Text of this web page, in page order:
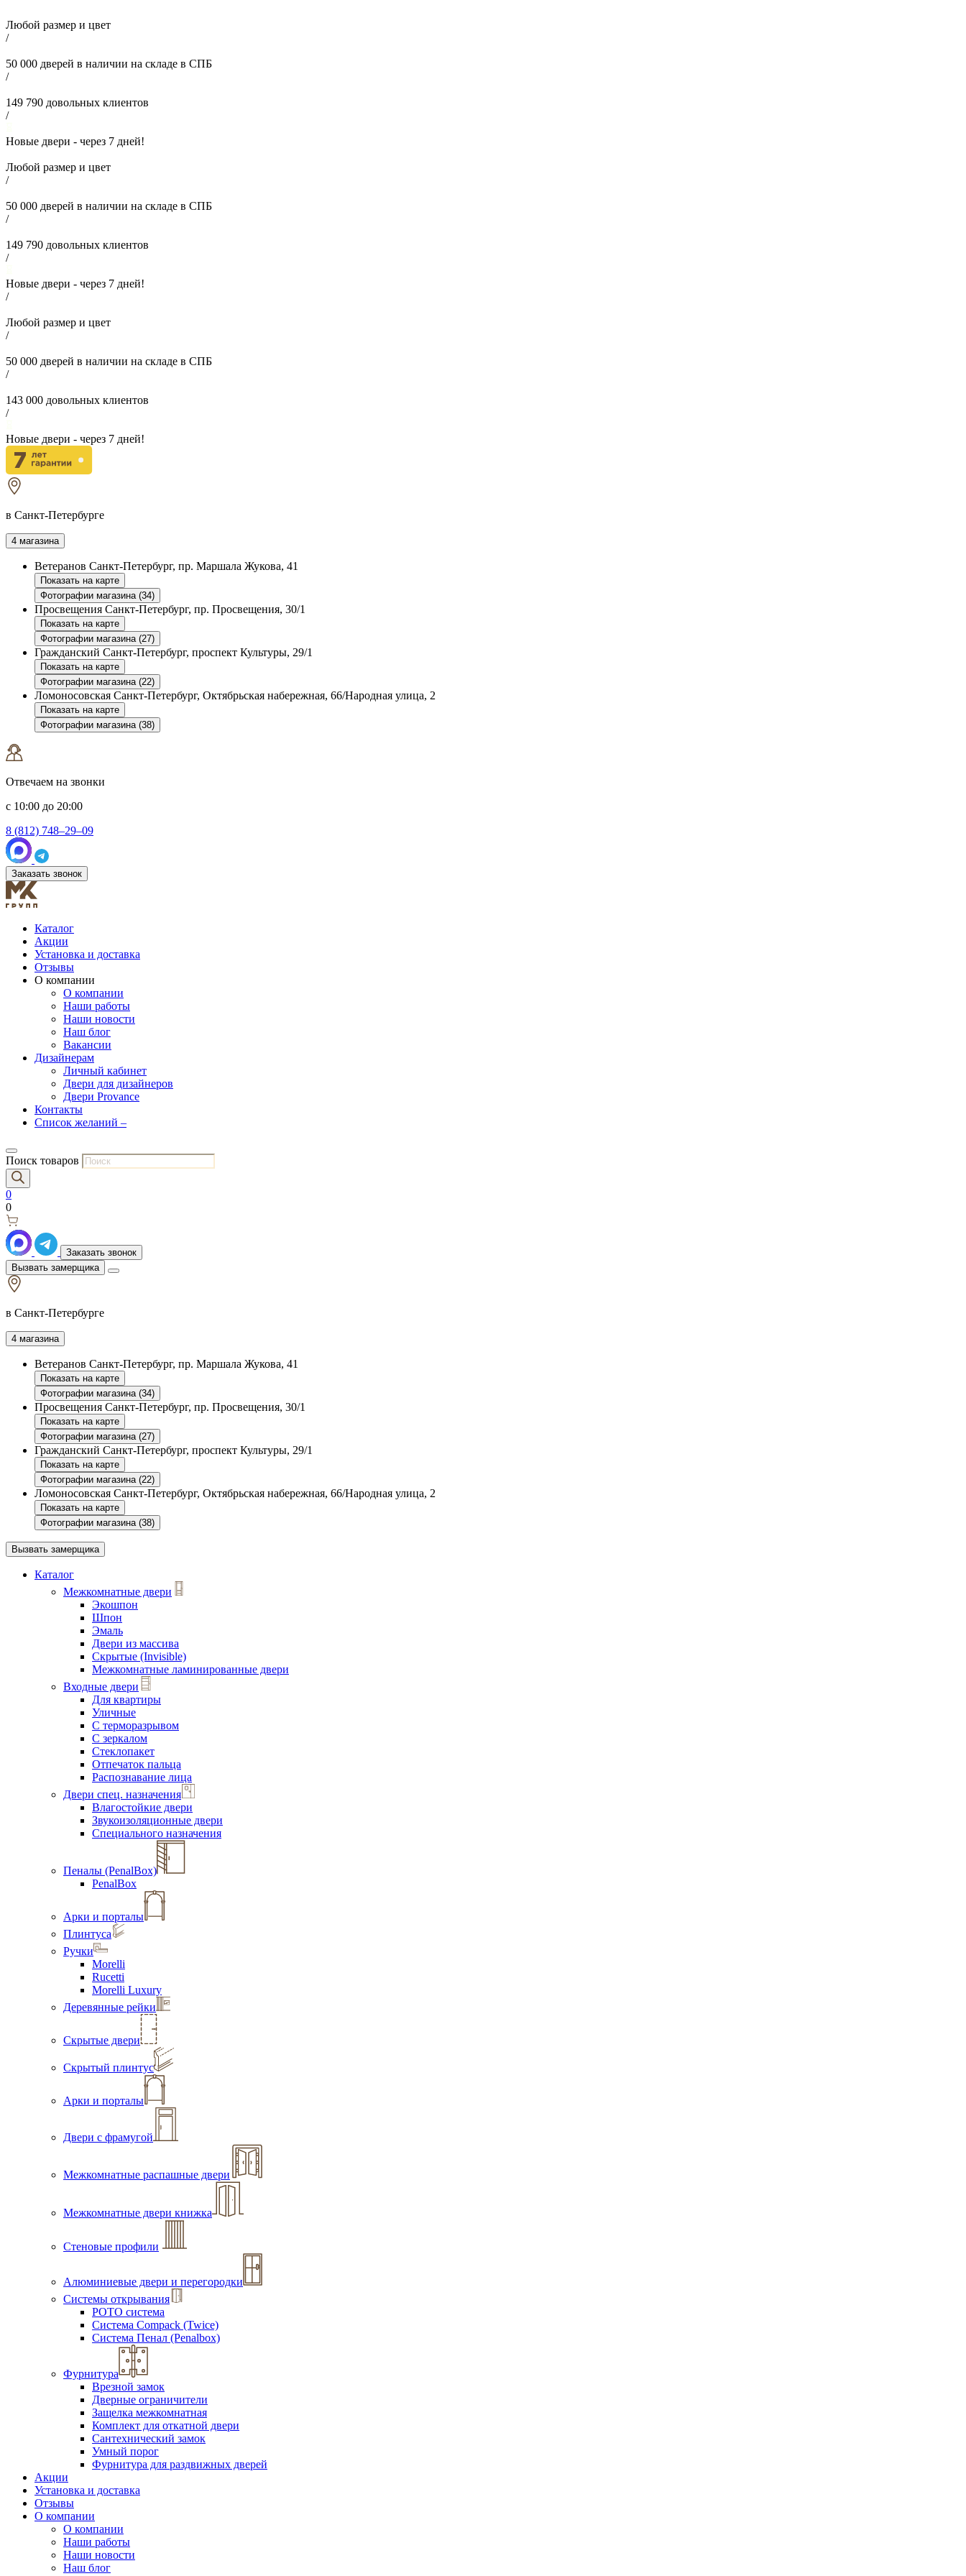
Любой размер и цвет
/
50 000 дверей в наличии на складе в СПБ
/
149 790 довольных клиентов
/
Новые двери - через 7 дней!
Любой размер и цвет
/
50 000 дверей в наличии на складе в СПБ
/
149 790 довольных клиентов
/
Новые двери - через 7 дней!
/
Любой размер и цвет
/
50 000 дверей в наличии на складе в СПБ
/
143 000 довольных клиентов
/
Новые двери - через 7 дней!
в Санкт-Петербурге
4 магазина
Ветеранов Санкт-Петербург, пр. Маршала Жукова, 41
Показать на карте
Фотографии магазина (34)
Просвещения Санкт-Петербург, пр. Просвещения, 30/1
Показать на карте
Фотографии магазина (27)
Гражданский Санкт-Петербург, проспект Культуры, 29/1
Показать на карте
Фотографии магазина (22)
Ломоносовская Санкт-Петербург, Октябрьская набережная, 66/Народная улица, 2
Показать на карте
Фотографии магазина (38)
Отвечаем на звонки
с 10:00 до 20:00
8 (812) 748–29–09
Заказать звонок
Каталог
Акции
Установка и доставка
Отзывы
О компании
О компании
Наши работы
Наши новости
Наш блог
Вакансии
Дизайнерам
Личный кабинет
Двери для дизайнеров
Двери Provance
Контакты
Список желаний –
Поиск товаров
0
0
Заказать звонок
Вызвать замерщика
в Санкт-Петербурге
4 магазина
Ветеранов Санкт-Петербург, пр. Маршала Жукова, 41
Показать на карте
Фотографии магазина (34)
Просвещения Санкт-Петербург, пр. Просвещения, 30/1
Показать на карте
Фотографии магазина (27)
Гражданский Санкт-Петербург, проспект Культуры, 29/1
Показать на карте
Фотографии магазина (22)
Ломоносовская Санкт-Петербург, Октябрьская набережная, 66/Народная улица, 2
Показать на карте
Фотографии магазина (38)
Вызвать замерщика
Каталог
Межкомнатные двери
Экошпон
Шпон
Эмаль
Двери из массива
Скрытые (Invisible)
Межкомнатные ламинированные двери
Входные двери
Для квартиры
Уличные
С терморазрывом
С зеркалом
Стеклопакет
Отпечаток пальца
Распознавание лица
Двери спец. назначения
Влагостойкие двери
Звукоизоляционные двери
Специального назначения
Пеналы (PenalBox)
PenalBox
Арки и порталы
Плинтуса
Ручки
Morelli
Rucetti
Morelli Luxury
Деревянные рейки
Скрытые двери
Скрытый плинтус
Арки и порталы
Двери с фрамугой
Межкомнатные распашные двери
Межкомнатные двери книжка
Стеновые профили
Алюминиевые двери и перегородки
Системы открывания
РОТО система
Система Compack (Twice)
Система Пенал (Penalbox)
Фурнитура
Врезной замок
Дверные ограничители
Защелка межкомнатная
Комплект для откатной двери
Сантехнический замок
Умный порог
Фурнитура для раздвижных дверей
Акции
Установка и доставка
Отзывы
О компании
О компании
Наши работы
Наши новости
Наш блог